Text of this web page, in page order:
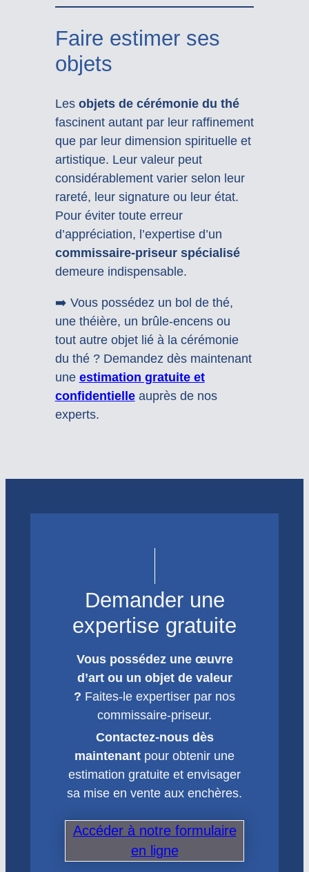
Faire estimer ses
objets
Les objets de cérémonie du thé
fascinent autant par leur raffinement
que par leur dimension spirituelle et
artistique. Leur valeur peut
considérablement varier selon leur
rareté, leur signature ou leur état.
Pour éviter toute erreur
d’appréciation, l’expertise d’un
commissaire-priseur spécialisé
demeure indispensable.
➡️ Vous possédez un bol de thé,
une théière, un brûle-encens ou
tout autre objet lié à la cérémonie
du thé ? Demandez dès maintenant
une estimation gratuite et
confidentielleauprès de nos
experts.
Demander une
expertise gratuite
Vous possédez une œuvre
d’art ou un objet de valeur
? Faites-le expertiser par nos
commissaire-priseur.
Contactez-nous dès
maintenant pour obtenir une
estimation gratuite et envisager
sa mise en vente aux enchères.
Accéder à notre formulaire
en ligne